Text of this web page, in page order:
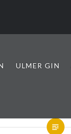
ULMER GIN